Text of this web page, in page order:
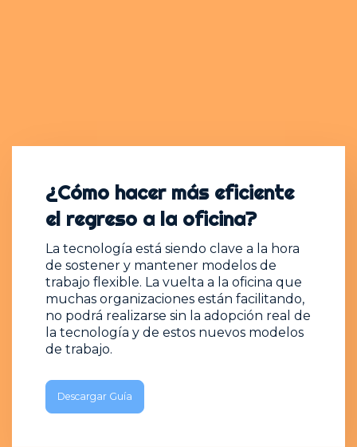
¿Cómo hacer más eficiente
el regreso a la oficina?
La tecnología está siendo clave a la hora
de sostener y mantener modelos de
trabajo flexible. La vuelta a la oficina que
muchas organizaciones están facilitando,
no podrá realizarse sin la adopción real de
la tecnología y de estos nuevos modelos
de trabajo.
Descargar Guía